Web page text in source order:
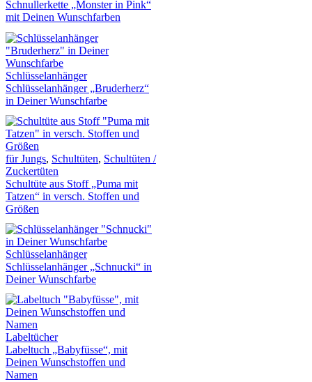
Schnullerkette „Monster in Pink“
mit Deinen Wunschfarben
Schlüsselanhänger
Schlüsselanhänger „Bruderherz“
in Deiner Wunschfarbe
für Jungs, Schultüten, Schultüten /
Zuckertüten
Schultüte aus Stoff „Puma mit
Tatzen“ in versch. Stoffen und
Größen
Schlüsselanhänger
Schlüsselanhänger „Schnucki“ in
Deiner Wunschfarbe
Labeltücher
Labeltuch „Babyfüsse“, mit
Deinen Wunschstoffen und
Namen